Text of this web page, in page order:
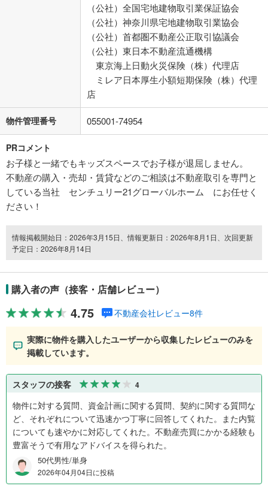
（公社）全国宅地建物取引業保証協会
（公社）神奈川県宅地建物取引業協会
（公社）首都圏不動産公正取引協議会
（公社）東日本不動産流通機構
東京海上日動火災保険（株）代理店
ミレア日本厚生小額短期保険（株）代理
店
物件管理番号 055001-74954
PRコメント
お子様と一緒でもキッズスペースでお子様が退屈しません。
不動産の購入・売却・賃貸などのご相談は不動産取引を専門と
している当社 センチュリー21グローバルホーム にお任せく
ださい！
情報掲載開始日：2026年3月15日、情報更新日：2026年8月1日、次回更新
予定日：2026年8月14日
購入者の声（接客・店舗レビュー）
4.75 不動産会社レビュー8件
実際に物件を購入したユーザーから収集したレビューのみを
掲載しています。
スタッフの接客 4
物件に対する質問、資金計画に関する質問、契約に関する質問な
ど、それぞれについて迅速かつ丁寧に回答してくれた。また内覧
についても速やかに対応してくれた。不動産売買にかかる経験も
豊富そうで有用なアドバイスを得られた。
50代男性/単身
2026年04月04日に投稿